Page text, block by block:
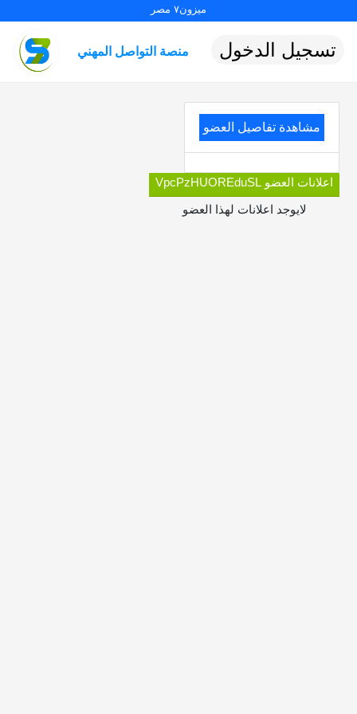
ميزون٧ مصر
منصة التواصل المهني تسجيل الدخول
مشاهدة تفاصيل العضو
اعلانات العضو VpcPzHUOREduSL
لايوجد اعلانات لهذا العضو